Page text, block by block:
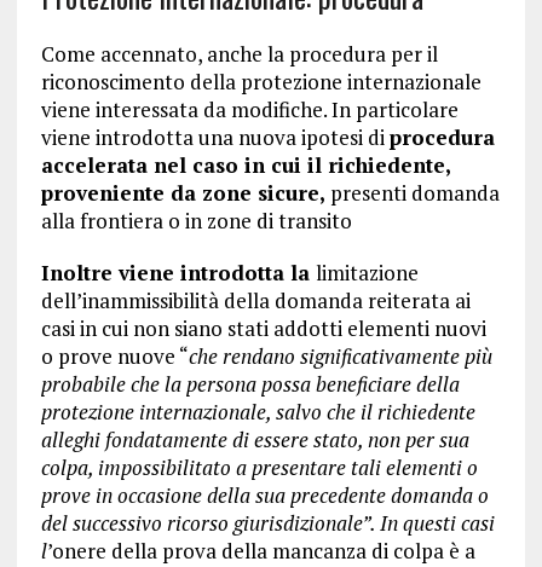
Come accennato, anche la procedura per il
riconoscimento della protezione internazionale
viene interessata da modifiche. In particolare
viene introdotta una nuova ipotesi diprocedura
accelerata nel caso in cui il richiedente,
proveniente da zone sicure, presenti domanda
alla frontiera o in zone di transito
Inoltre viene introdotta la limitazione
dell’inammissibilità della domanda reiterata ai
casi in cui non siano stati addotti elementi nuovi
o prove nuove “che rendano significativamente più
probabile che la persona possa beneficiare della
protezione internazionale, salvo che il richiedente
alleghi fondatamente di essere stato, non per sua
colpa, impossibilitato a presentare tali elementi o
prove in occasione della sua precedente domanda o
del successivo ricorso giurisdizionale”. In questi casi
l’onere della prova della mancanza di colpa è a